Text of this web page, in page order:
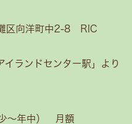
区向洋町中2-8 RIC
イランドセンター駅」より
〜年中） 月額